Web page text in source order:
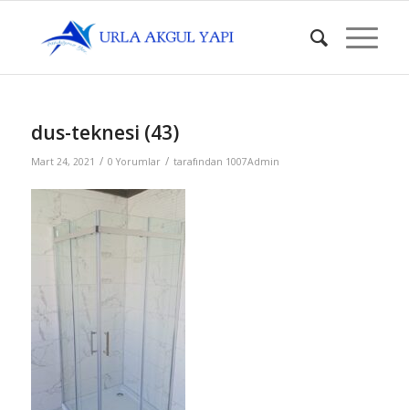
dus-teknesi (43)
Mart 24, 2021 / 0 Yorumlar / tarafından 1007Admin